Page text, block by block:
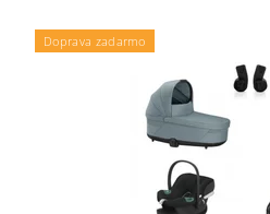
Doprava zadarmo